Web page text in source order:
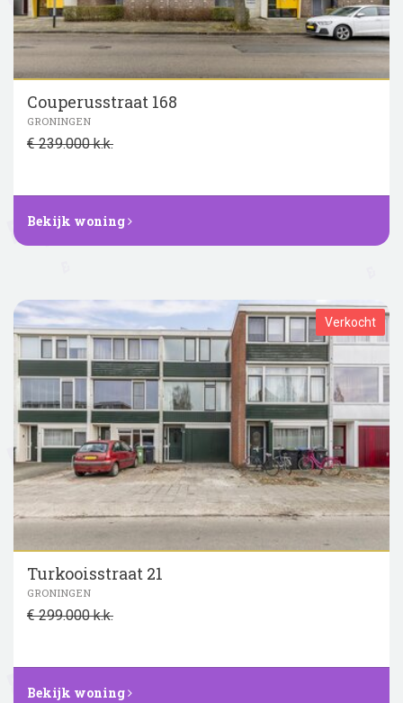
Couperusstraat 168
GRONINGEN
€ 239.000 k.k.
Bekijk woning
Verkocht
Turkooisstraat 21
GRONINGEN
€ 299.000 k.k.
Bekijk woning